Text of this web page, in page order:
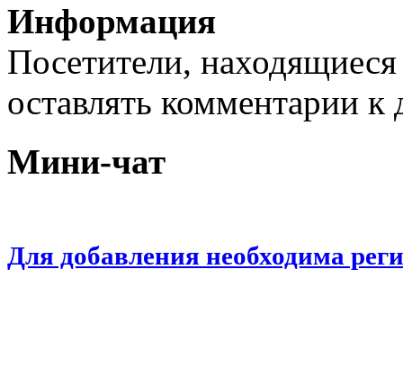
Информация
Посетители,
оставлять комментарии
Мини-чат
Для добавления необходима